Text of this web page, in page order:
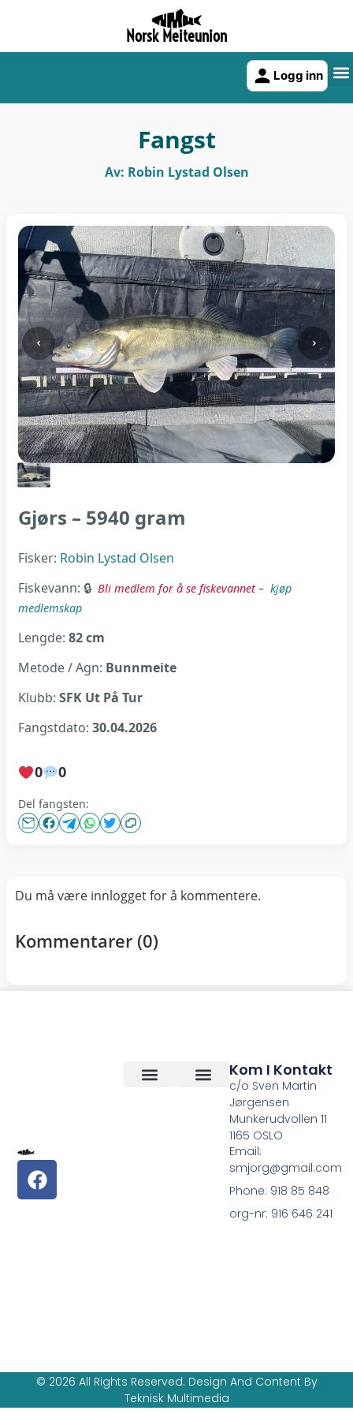
Norsk Meiteunion
Logg inn
Fangst
Av: Robin Lystad Olsen
Gjørs – 5940 gram
Fisker: Robin Lystad Olsen
Fiskevann:
Bli medlem for å se fiskevannet – kjøp
medlemskap
Lengde: 82 cm
Metode / Agn: Bunnmeite
Klubb: SFK Ut På Tur
Fangstdato: 30.04.2026
0 0
Del fangsten:
Du må være innlogget for å kommentere.
Kommentarer (0)
Kom I Kontakt
c/o Sven Martin
Jørgensen
Munkerudvollen 11
1165 OSLO
Email:
smjorg@gmail.com
Phone: 918 85 848
org-nr: 916 646 241
© 2026 All Rights Reserved. Design And Content By
Teknisk Multimedia